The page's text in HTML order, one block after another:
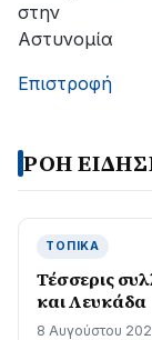
στην
Αστυνομία
Επιστροφή
ΡΟΗ
ΤΟΠΙΚΆ
Τέσσερις
και Λευκάδα
8 Αυγούστου